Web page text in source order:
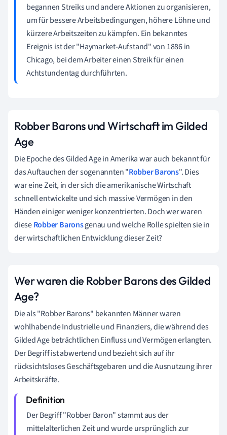
begannen Streiks und andere Aktionen zu organisieren,
um für bessere Arbeitsbedingungen, höhere Löhne und
kürzere Arbeitszeiten zu kämpfen. Ein bekanntes
Ereignis ist der "Haymarket-Aufstand" von 1886 in
Chicago, bei dem Arbeiter einen Streik für einen
Achtstundentag durchführten.
Robber Barons und Wirtschaft im Gilded
Age
Die Epoche des Gilded Age in Amerika war auch bekannt für
das Auftauchen der sogenannten "Robber Barons". Dies
war eine Zeit, in der sich die amerikanische Wirtschaft
schnell entwickelte und sich massive Vermögen in den
Händen einiger weniger konzentrierten. Doch wer waren
dieseRobber Baronsgenau und welche Rolle spielten sie in
der wirtschaftlichen Entwicklung dieser Zeit?
Wer waren die Robber Barons des Gilded
Age?
Die als "Robber Barons" bekannten Männer waren
wohlhabende Industrielle und Finanziers, die während des
Gilded Age beträchtlichen Einfluss und Vermögen erlangten.
Der Begriff ist abwertend und bezieht sich auf ihr
rücksichtsloses Geschäftsgebaren und die Ausnutzung ihrer
Arbeitskräfte.
Der Begriff "Robber Baron" stammt aus der
mittelalterlichen Zeit und wurde ursprünglich zur